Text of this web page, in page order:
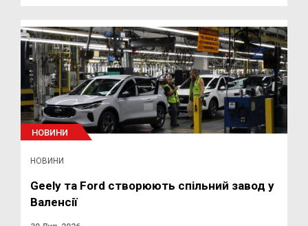
НОВИНИ
НОВИНИ
Geely та Ford створюють спільний завод у
Валенсії